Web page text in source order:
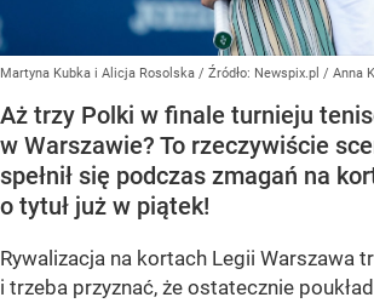
Martyna Kubka i Alicja Rosolska / Źródło: Newspix.pl / Anna
Aż trzy Polki w finale turnieju
w Warszawie? To rzeczywiście
spełnił się podczas zmagań na
o tytuł już w piątek!
Rywalizacja na kortach Legii Warszawa
i trzeba przyznać, że ostatecznie